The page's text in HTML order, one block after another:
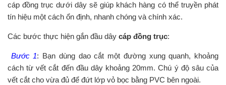
cáp đồng trục dưới dây sẽ giúp khách hàng có thể truyền phát
tín hiệu một cách ổn định, nhanh chóng và chính xác.
Các bước thực hiện gắn đầu dây cáp đồng trục:
Bước 1: Bạn dùng dao cắt một đường xung quanh, khoảng
cách từ vết cắt đến đầu dây khoảng 20mm. Chú ý độ sâu của
vết cắt cho vừa đủ để đứt lớp vỏ bọc bằng PVC bên ngoài.